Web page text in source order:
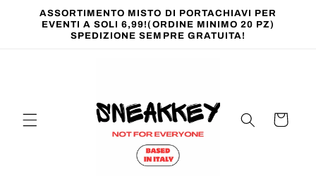
direttamente
ai contenuti
ASSORTIMENTO MISTO DI PORTACHIAVI PER
EVENTI A SOLI 6,99!(ORDINE MINIMO 20 PZ)
SPEDIZIONE SEMPRE GRATUITA!
Carrello